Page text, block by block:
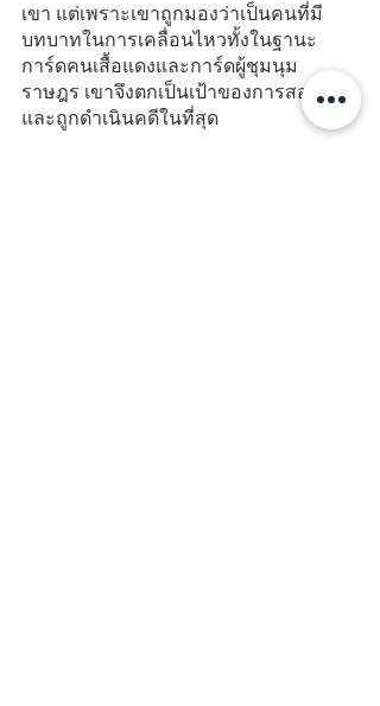
เขา แต่เพราะเขาถูกมองว่าเป็นคนที่มี
บทบาทในการเคลื่อนไหวทั้งในฐานะ
การ์ดคนเสื้อแดงและการ์ดผู้ชุมนุม
ราษฎร เขาจึงตกเป็นเป้าของการสอดส่อง
และถูกดำเนินคดีในที่สุด